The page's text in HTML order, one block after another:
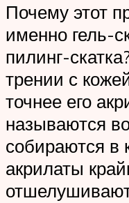
Почему этот
именно гель-
пилинг-
трении с
точнее его
называются
собираются
акрилаты